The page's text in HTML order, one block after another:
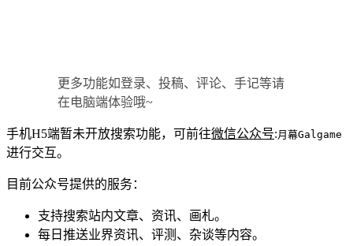
更多功能如登录、投稿、评论、手记等请
在电脑端体验哦~
手机H5端暂未开放搜索功能，可前往微信公众号:月幕Galgame
进行交互。
目前公众号提供的服务：
支持搜索站内文章、资讯、画札。
每日推送业界资讯、评测、杂谈等内容。